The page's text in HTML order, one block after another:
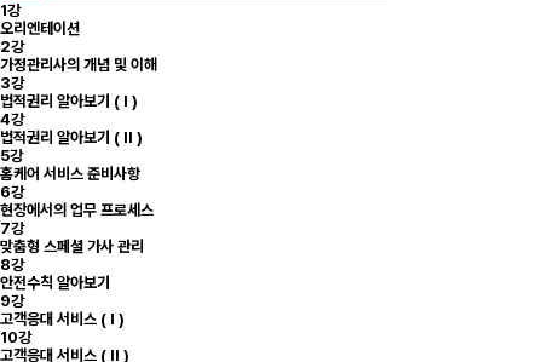
1강
오리엔테이션
2강
가정관리사의 개념 및 이해
3강
법적권리 알아보기 ( I )
4강
법적권리 알아보기 ( II )
5강
홈케어 서비스 준비사항
6강
현장에서의 업무 프로세스
7강
맞춤형 스페셜 가사 관리
8강
안전수칙 알아보기
9강
고객응대 서비스 ( I )
10강
고객응대 서비스 ( II )